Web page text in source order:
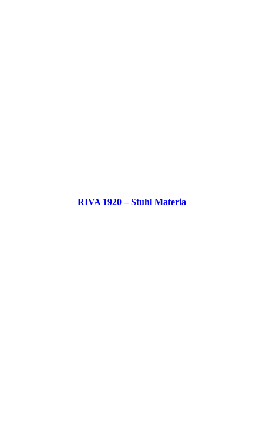
RIVA 1920 – Stuhl Materia